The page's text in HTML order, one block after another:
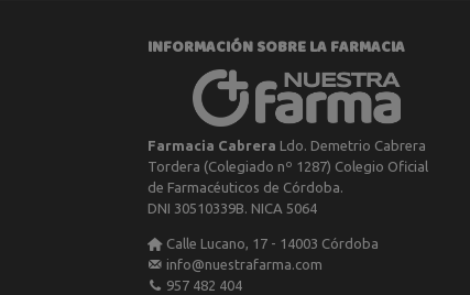
INFORMACIÓN SOBRE LA FARMACIA
Farmacia Cabrera Ldo. Demetrio Cabrera
Tordera (Colegiado nº 1287) Colegio Oficial
de Farmacéuticos de Córdoba.
DNI 30510339B. NICA 5064
Calle Lucano, 17 - 14003 Córdoba
info@nuestrafarma.com
957 482 404